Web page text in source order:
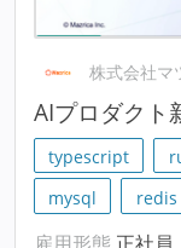
株式会社マ
AIプロダクト
typescript
mysql
redis